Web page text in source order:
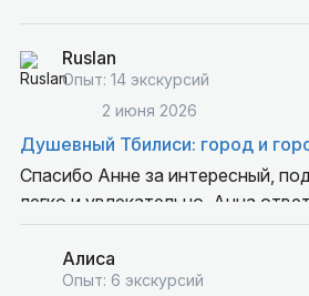
Ruslan
Опыт: 14 экскурсий
2 июня 2026
Душевный Тбилиси: город и
Спасибо Анне за интересный,
легко и увлекательно. Анна
Однозначно рекомендуем
влюбленного в Тбилиси человека
Алиса
Опыт: 6 экскурсий